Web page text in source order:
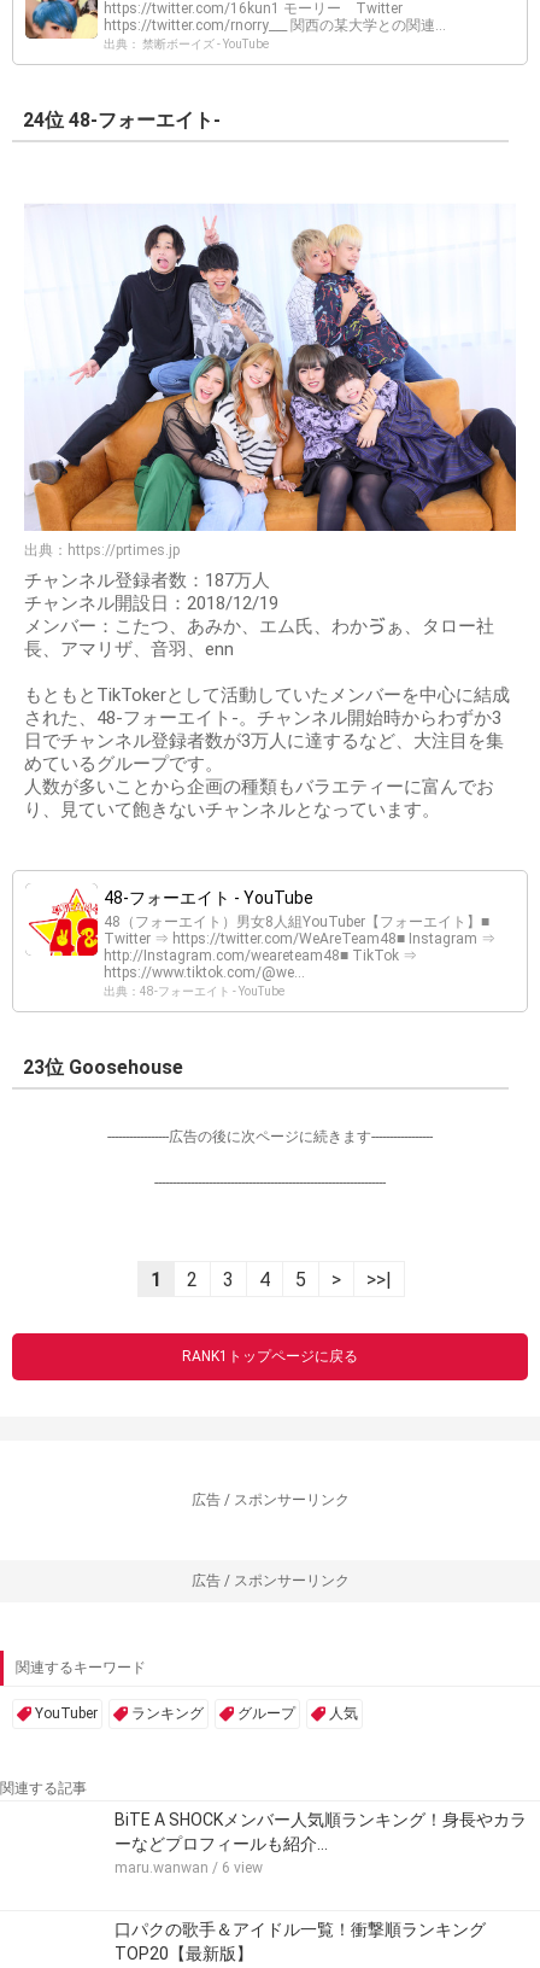
https://twitter.com/16kun1 モーリー Twitter
https://twitter.com/rnorry___ 関西の某大学との関連...
出典： 禁断ボーイズ - YouTube
24位 48-フォーエイト-
出典： https://prtimes.jp
チャンネル登録者数：187万人
チャンネル開設日：2018/12/19
メンバー：こたつ、あみか、エム氏、わかゔぁ、タロー社
長、アマリザ、音羽、enn
もともとTikTokerとして活動していたメンバーを中心に結成
された、48-フォーエイト-。チャンネル開始時からわずか3
日でチャンネル登録者数が3万人に達するなど、大注目を集
めているグループです。
人数が多いことから企画の種類もバラエティーに富んでお
り、見ていて飽きないチャンネルとなっています。
48-フォーエイト - YouTube
48（フォーエイト）男女8人組YouTuber【フォーエイト】■
Twitter ⇒ https://twitter.com/WeAreTeam48■ Instagram ⇒
http://Instagram.com/weareteam48■ TikTok ⇒
https://www.tiktok.com/@we...
出典：48-フォーエイト - YouTube
23位 Goosehouse
-----------------広告の後に次ページに続きます-----------------
----------------------------------------------------------------
1 2 3 4 5 > >>|
RANK1トップページに戻る
広告 / スポンサーリンク
広告 / スポンサーリンク
関連するキーワード
YouTuber ランキング グループ 人気
関連する記事
BiTE A SHOCKメンバー人気順ランキング！身長やカラ
ーなどプロフィールも紹介…
maru.wanwan / 6 view
口パクの歌手＆アイドル一覧！衝撃順ランキング
TOP20【最新版】